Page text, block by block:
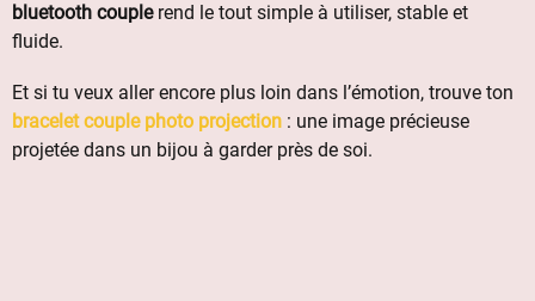
bluetooth couplerend le tout simple à utiliser, stable et
fluide.
Et si tu veux aller encore plus loin dans l’émotion, trouve ton
bracelet couple photo projection : une image précieuse
projetée dans un bijou à garder près de soi.